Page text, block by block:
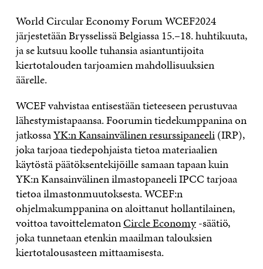
World Circular Economy Forum WCEF2024
järjestetään Brysselissä Belgiassa 15.–18. huhtikuuta,
ja se kutsuu koolle tuhansia asiantuntijoita
kiertotalouden tarjoamien mahdollisuuksien
äärelle.
WCEF vahvistaa entisestään tieteeseen perustuvaa
lähestymistapaansa. Foorumin tiedekumppanina on
jatkossaYK:n Kansainvälinen resurssipaneeli(IRP),
joka tarjoaa tiedepohjaista tietoa materiaalien
käytöstä päätöksentekijöille samaan tapaan kuin
YK:n Kansainvälinen ilmastopaneeli IPCC tarjoaa
tietoa ilmastonmuutoksesta. WCEF:n
ohjelmakumppanina on aloittanut hollantilainen,
voittoa tavoittelematonCircle Economy-säätiö,
joka tunnetaan etenkin maailman talouksien
kiertotalousasteen mittaamisesta.